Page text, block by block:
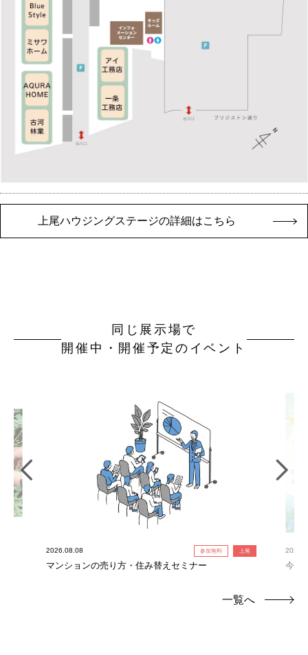
上尾ハウジングステージの詳細はこちら
同じ展示場で
開催中・開催予定のイベント
2026.08.08 参加無料 上尾
マンションの売り方・住み替えセミナー
今だ
一覧へ